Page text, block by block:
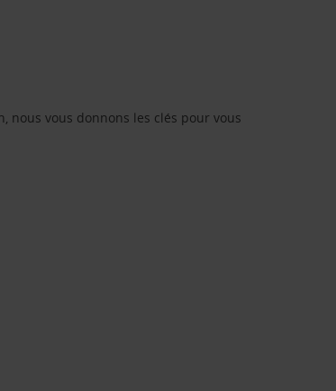
vous donnons les clés pour vous